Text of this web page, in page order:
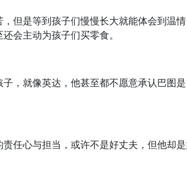
但是等到孩子们慢慢长大就能体会到温
会主动为孩子们买零食。
，就像英达，他甚至都不愿意承认巴图
任心与担当，或许不是好丈夫，但他却是